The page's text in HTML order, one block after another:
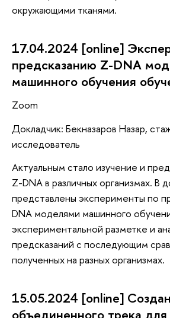
окружающими тканями.
17.04.2024 [online]
предсказанию Z-DNA
машинного обучения
Zoom
Докладчик: Бекназаров Назар,
исследователь
Актуальным стало изучение и
Z-DNA в различных организмах. В
представлены эксперименты по
DNA моделями машинного
экспериментальной разметке и
предсказаний с последующим
полученных на разных организмах.
15.05.2024 [online]
объединенного трека